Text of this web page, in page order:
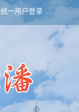
统一用户登录